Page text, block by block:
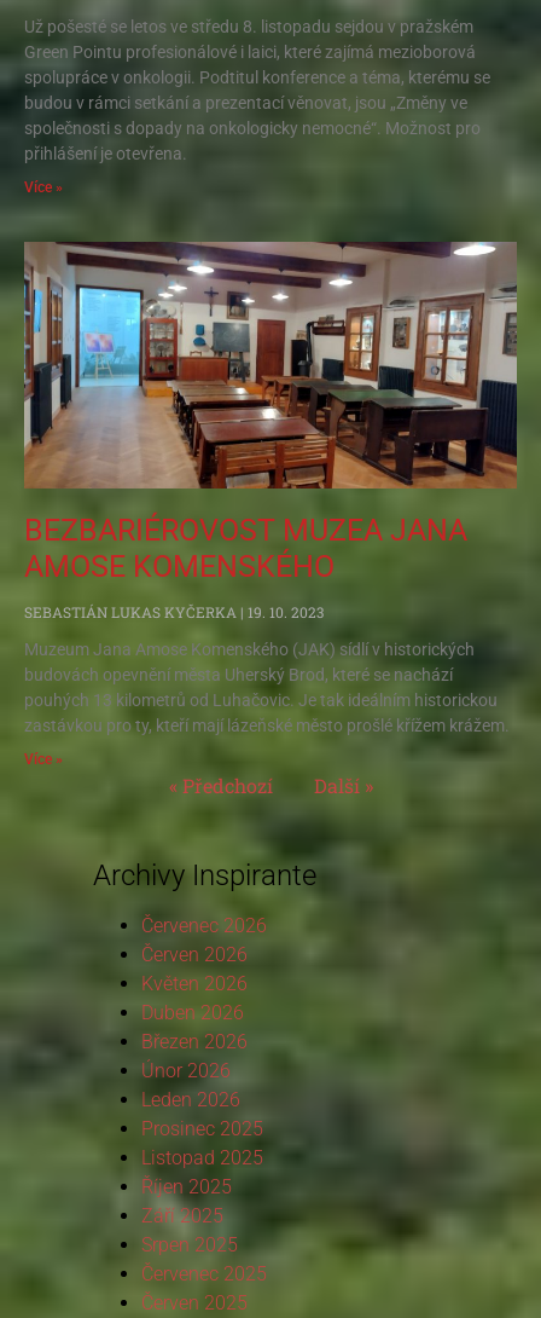
Už pošesté se letos ve středu 8. listopadu sejdou v pražském
Green Pointu profesionálové i laici, které zajímá mezioborová
spolupráce v onkologii. Podtitul konference a téma, kterému se
budou v rámci setkání a prezentací věnovat, jsou „Změny ve
společnosti s dopady na onkologicky nemocné“. Možnost pro
přihlášení je otevřena.
Více »
BEZBARIÉROVOST MUZEA JANA
AMOSE KOMENSKÉHO
SEBASTIÁN LUKAS KYČERKA
19. 10. 2023
Muzeum Jana Amose Komenského (JAK) sídlí v historických
budovách opevnění města Uherský Brod, které se nachází
pouhých 13 kilometrů od Luhačovic. Je tak ideálním historickou
zastávkou pro ty, kteří mají lázeňské město prošlé křížem krážem.
Více »
« Předchozí Další »
Archivy Inspirante
Červenec 2026
Červen 2026
Květen 2026
Duben 2026
Březen 2026
Únor 2026
Leden 2026
Prosinec 2025
Listopad 2025
Říjen 2025
Září 2025
Srpen 2025
Červenec 2025
Červen 2025